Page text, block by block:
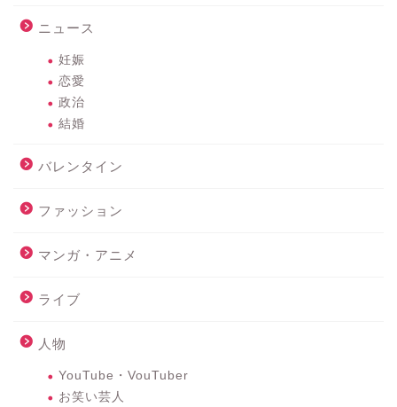
ニュース
妊娠
恋愛
政治
結婚
バレンタイン
ファッション
マンガ・アニメ
ライブ
人物
YouTube・VouTuber
お笑い芸人